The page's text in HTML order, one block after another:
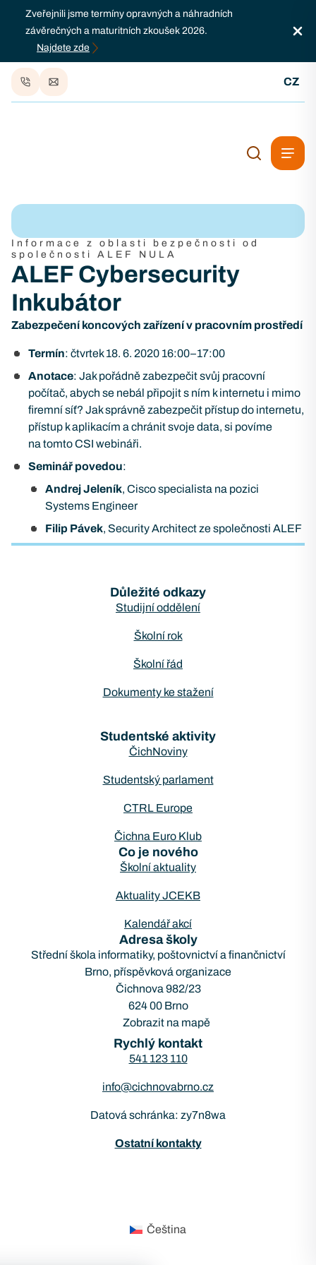
Zveřejnili jsme termíny opravných a náhradních
závěrečných a maturitních zkoušek 2026.
Najdete zde
CZ
Informace z oblasti bezpečnosti od
společnosti ALEF NULA
ALEF Cybersecurity
Inkubátor
Zabezpečení koncových zařízení v pracovním prostředí
Termín: čtvrtek 18. 6. 2020 16:00–17:00
Anotace: Jak pořádně zabezpečit svůj pracovní
počítač, abych se nebál připojit s ním k internetu i mimo
firemní síť? Jak správně zabezpečit přístup do internetu,
přístup k aplikacím a chránit svoje data, si povíme
na tomto CSI webináři.
Seminář povedou:
AndrejJeleník, Cisco specialista na pozici
Systems Engineer
Filip Pávek, Security Architect ze společnosti ALEF
Důležité odkazy
Studijní oddělení
Školní rok
Školní řád
Dokumenty ke stažení
Studentské aktivity
ČichNoviny
Studentský parlament
CTRL Europe
Čichna Euro Klub
Co je nového
Školní aktuality
Aktuality JCEKB
Kalendář akcí
Adresa školy
Střední škola informatiky, poštovnictví a finančnictví
Brno, příspěvková organizace
Čichnova 982/23
624 00 Brno
Zobrazit na mapě
Rychlý kontakt
541 123 110
info@cichnovabrno.cz
Datová schránka: zy7n8wa
Ostatní kontakty
Čeština